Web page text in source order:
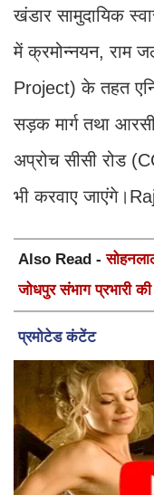
खंडार सामुदायिक
में क्रमोन्नयन, राम
Project) के तहत
सड़क मार्ग तथा
अप्रोच सीसी रोड
भी करवाए
Also Read -
जोधपुर संभाग प्रभारी की